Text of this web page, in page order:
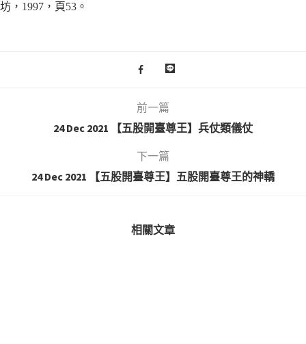
坊，1997，頁53。
前一篇
24 Dec 2021 【五股開臺尊王】兵仗類儀仗
下一篇
24 Dec 2021 【五股開臺尊王】五股開臺尊王的神轎
相關文章